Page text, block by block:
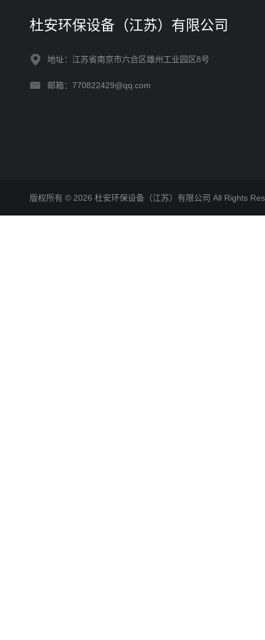
杜安环保设备（江苏）有限公司
地址：江苏省南京市六合区雄州工业园区8号
邮箱：770822429@qq.com
版权所有 © 2026 杜安环保设备（江苏）有限公司 All Rights